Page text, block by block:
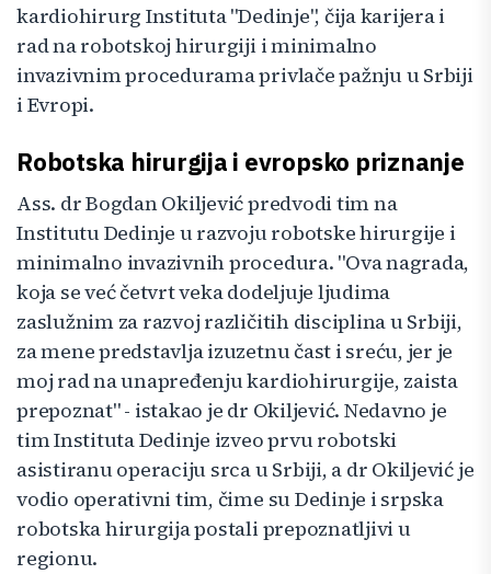
kardiohirurg Instituta "Dedinje", čija karijera i
rad na robotskoj hirurgiji i minimalno
invazivnim procedurama privlače pažnju u Srbiji
i Evropi.
Robotska hirurgija i evropsko priznanje
Ass. dr Bogdan Okiljević predvodi tim na
Institutu Dedinje u razvoju robotske hirurgije i
minimalno invazivnih procedura. "Ova nagrada,
koja se već četvrt veka dodeljuje ljudima
zaslužnim za razvoj različitih disciplina u Srbiji,
za mene predstavlja izuzetnu čast i sreću, jer je
moj rad na unapređenju kardiohirurgije, zaista
prepoznat" - istakao je dr Okiljević. Nedavno je
tim Instituta Dedinje izveo prvu robotski
asistiranu operaciju srca u Srbiji, a dr Okiljević je
vodio operativni tim, čime su Dedinje i srpska
robotska hirurgija postali prepoznatljivi u
regionu.